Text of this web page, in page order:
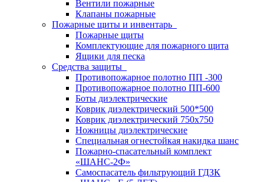
Вентили пожарные
Клапаны пожарные
Пожарные щиты и инвентарь
Пожарные щиты
Комплектующие для пожарного щита
Ящики для песка
Средства защиты
Противопожарное полотно ПП -300
Противопожарное полотно ПП-600
Боты диэлектрические
Коврик диэлектрический 500*500
Коврик диэлектрический 750х750
Ножницы диэлектрические
Специальная огнестойкая накидка шанс
Пожарно-спасательный комплект
«ШАНС-2Ф»
Самоспасатель фильтрующий ГДЗК